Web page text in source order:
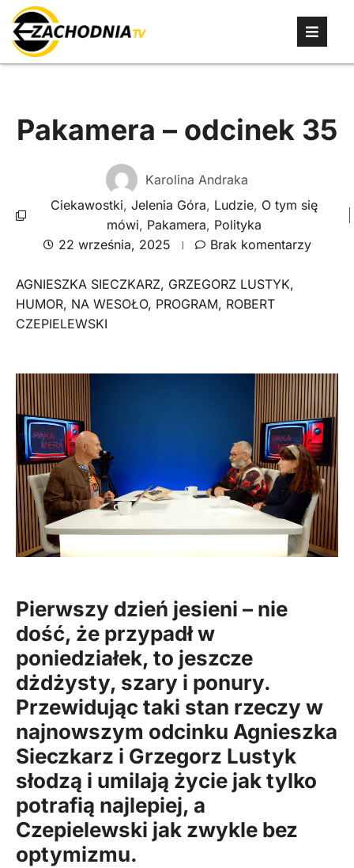
Pakamera – odcinek 35
Karolina Andraka
Ciekawostki, Jelenia Góra, Ludzie, O tym się
mówi, Pakamera, Polityka
22 września, 2025
Brak komentarzy
AGNIESZKA SIECZKARZ, GRZEGORZ LUSTYK,
HUMOR, NA WESOŁO, PROGRAM, ROBERT
CZEPIELEWSKI
Pierwszy dzień jesieni – nie
dość, że przypadł w
poniedziałek, to jeszcze
dżdżysty, szary i ponury.
Przewidując taki stan rzeczy w
najnowszym odcinku Agnieszka
Sieczkarz i Grzegorz Lustyk
słodzą i umilają życie jak tylko
potrafią najlepiej, a
Czepielewski jak zwykle bez
optymizmu.